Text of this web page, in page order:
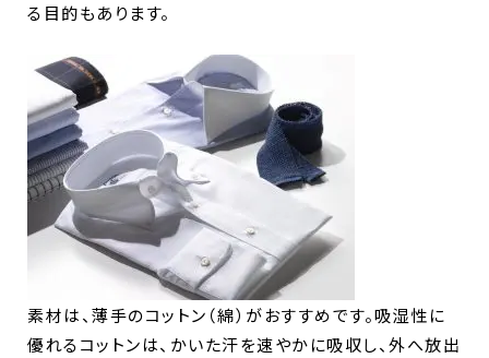
る目的もあります。
素材は、薄手のコットン（綿）がおすすめです。吸湿性に
優れるコットンは、かいた汗を速やかに吸収し、外へ放出